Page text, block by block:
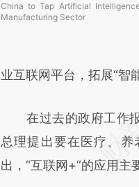
China to Tap Artificial
Manufacturing Sector
业互联网平台，拓展“智
在过去的政府工作报
总理提出要在医疗、养
出，“互联网+”的应用主